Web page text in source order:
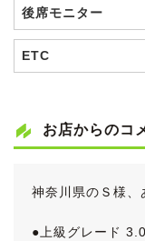
後席モニター
ETC
お店からのコ
神奈川県のＳ様、
●上級グレード